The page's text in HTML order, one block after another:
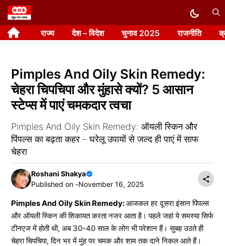
Skip
to
content राज्य देश – विदेश चुनाव 2025 राजनीति
Pimples And Oily Skin Remedy:
चेहरा चिपचिपा और मुंहासे क्यों? 5 आसान
स्टेप्स में पाएं चमकदार त्वचा
Pimples And Oily Skin Remedy: ऑयली स्किन और
पिंपल्स का बढ़ता कहर – घरेलू उपायों से जल्द ही पाएं में साफ
चेहरा
Roshani Shakya
Published on -November 16, 2025
Pimples And Oily Skin Remedy:आजकल हर दूसरा इंसान पिंपल्स
और ऑयली स्किन की शिकायत करता नजर आता है। पहले जहां ये समस्या सिर्फ
टीनएज में होती थी, अब 30-40 साल के लोग भी परेशान हैं। सुबह उठते ही
चेहरा चिपचिपा, दिन भर में मुंह पर चमक और शाम तक दाने निकल आते हैं।